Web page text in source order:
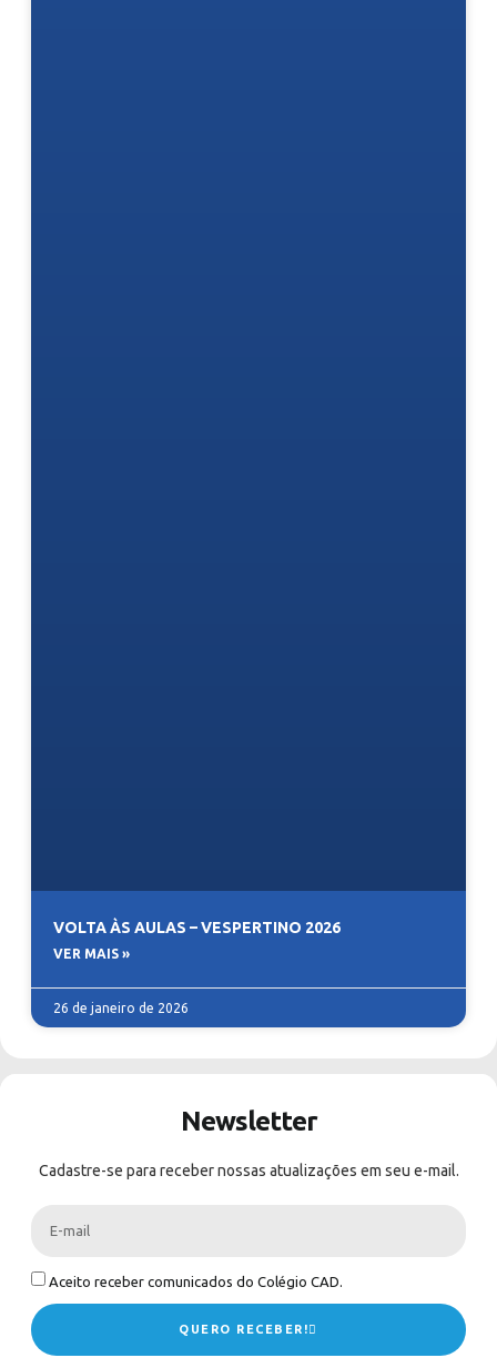
VOLTA ÀS AULAS – VESPERTINO 2026
VER MAIS »
26 de janeiro de 2026
Newsletter
Cadastre-se para receber nossas atualizações em seu e-mail.
Aceito receber comunicados do Colégio CAD.
QUERO RECEBER!